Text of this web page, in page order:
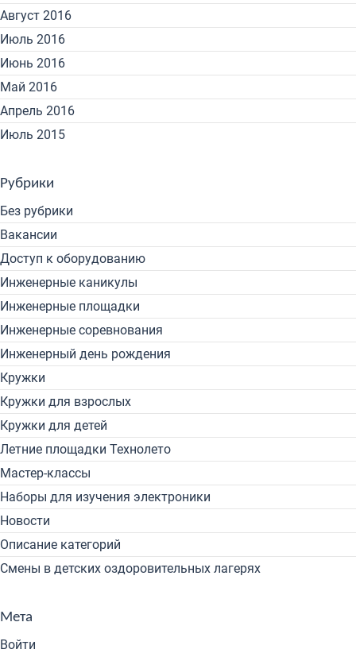
Август 2016
Июль 2016
Июнь 2016
Май 2016
Апрель 2016
Июль 2015
Рубрики
Без рубрики
Вакансии
Доступ к оборудованию
Инженерные каникулы
Инженерные площадки
Инженерные соревнования
Инженерный день рождения
Кружки
Кружки для взрослых
Кружки для детей
Летние площадки Технолето
Мастер-классы
Наборы для изучения электроники
Новости
Описание категорий
Смены в детских оздоровительных лагерях
Мета
Войти